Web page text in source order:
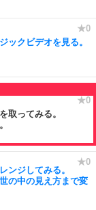
ックビデオを見る。
取ってみる。
ンジしてみる。
の中の見え方まで変